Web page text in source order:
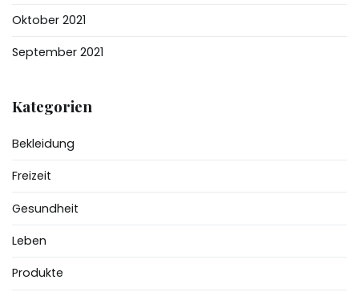
Oktober 2021
September 2021
Kategorien
Bekleidung
Freizeit
Gesundheit
Leben
Produkte